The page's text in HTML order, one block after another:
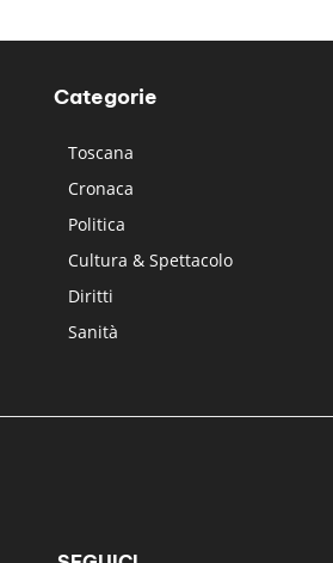
Categorie
Toscana
Cronaca
Politica
Cultura & Spettacolo
Diritti
Sanità